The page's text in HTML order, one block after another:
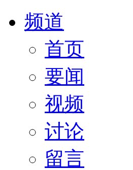
频道
首页
要闻
视频
讨论
留言